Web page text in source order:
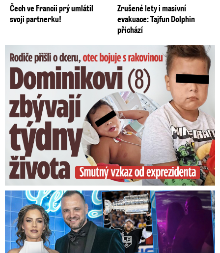
Čech ve Francii prý umlátil
svoji partnerku!
Zrušené lety i masivní
evakuace: Tajfun Dolphin
přichází
Dominikovi (8) zbývají týdny života: Vzkaz od exprezidenta
Na Gáboríka se sypou obvinění z nevěry: Reakce manželky!